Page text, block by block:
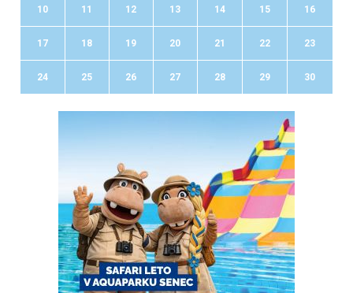
10 11 12 13 14 15 16
17 18 19 20 21 22 23
24 25 26 27 28 29 30